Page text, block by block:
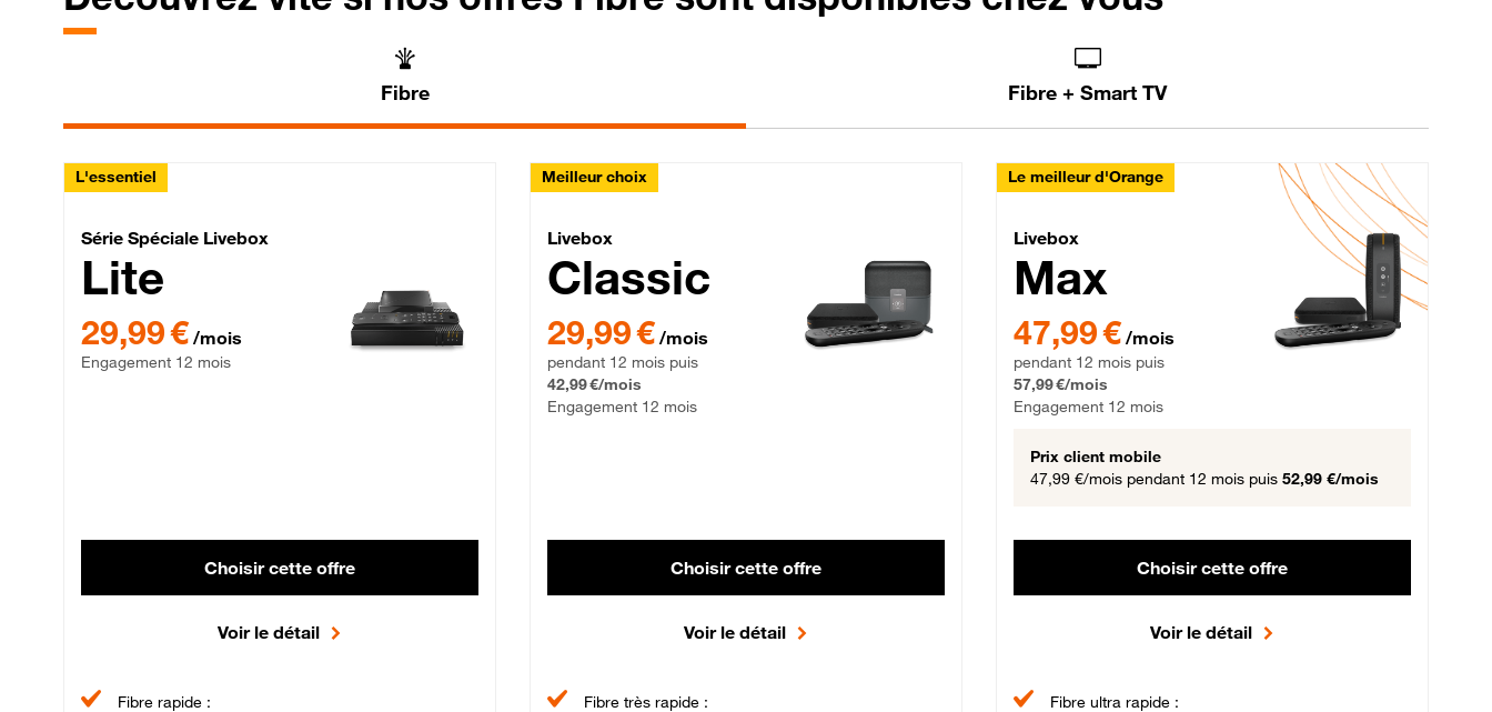
Fibre Fibre + Smart TV
L'essentiel
Série Spéciale Livebox Lite Fibre
Série Spéciale Livebox
Lite
29,99 € par mois , Engagement 12 mois
29,99 € /mois
Engagement 12 mois
Choisir cette offre
Voir le détail
Fibre rapide :
Meilleur choix
Livebox Classic Fibre
Livebox
Classic
29,99 € par mois pendant 12 mois puis 42,99 € par mois, Engagement 12 mois
29,99 € /mois
pendant 12 mois puis
42,99 €/mois
Engagement 12 mois
Choisir cette offre
Voir le détail
Fibre très rapide :
Le meilleur d'Orange
Livebox Max Fibre
Livebox
Max
47,99 € par mois pendant 12 mois puis 57,99 € par mois,
47,99 € /mois
pendant 12 mois puis
57,99 €/mois
Engagement 12 mois
Prix client mobile
47,99 €/mois pendant 12 mois puis 52,99 €/mois
Choisir cette offre
Voir le détail
Fibre ultra rapide :